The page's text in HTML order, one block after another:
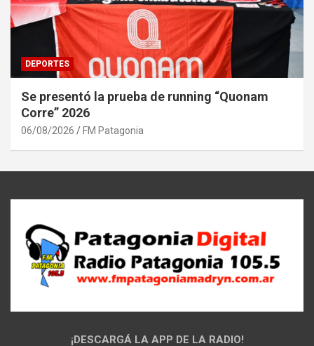
DEPORTES
Se presentó la prueba de running “Quonam
Corre” 2026
06/08/2026 FM Patagonia
¡DESCARGÁ LA APP DE LA RADIO!